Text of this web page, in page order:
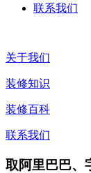
联系我们
关于我们
装修知识
装修百科
联系我们
取阿里巴巴、